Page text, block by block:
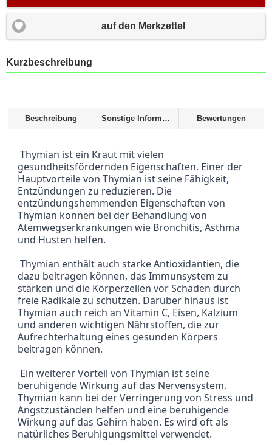
auf den Merkzettel
Kurzbeschreibung
Beschreibung Sonstige Informationen Bewertungen
Thymian ist ein Kraut mit vielen
gesundheitsfördernden Eigenschaften. Einer der
Hauptvorteile von Thymian ist seine Fähigkeit,
Entzündungen zu reduzieren. Die
entzündungshemmenden Eigenschaften von
Thymian können bei der Behandlung von
Atemwegserkrankungen wie Bronchitis, Asthma
und Husten helfen.
Thymian enthält auch starke Antioxidantien, die
dazu beitragen können, das Immunsystem zu
stärken und die Körperzellen vor Schäden durch
freie Radikale zu schützen. Darüber hinaus ist
Thymian auch reich an Vitamin C, Eisen, Kalzium
und anderen wichtigen Nährstoffen, die zur
Aufrechterhaltung eines gesunden Körpers
beitragen können.
beruhigende Wirkung auf das Nervensystem.
Thymian kann bei der Verringerung von Stress und
Angstzuständen helfen und eine beruhigende
Wirkung auf das Gehirn haben. Es wird oft als
natürliches Beruhigungsmittel verwendet.